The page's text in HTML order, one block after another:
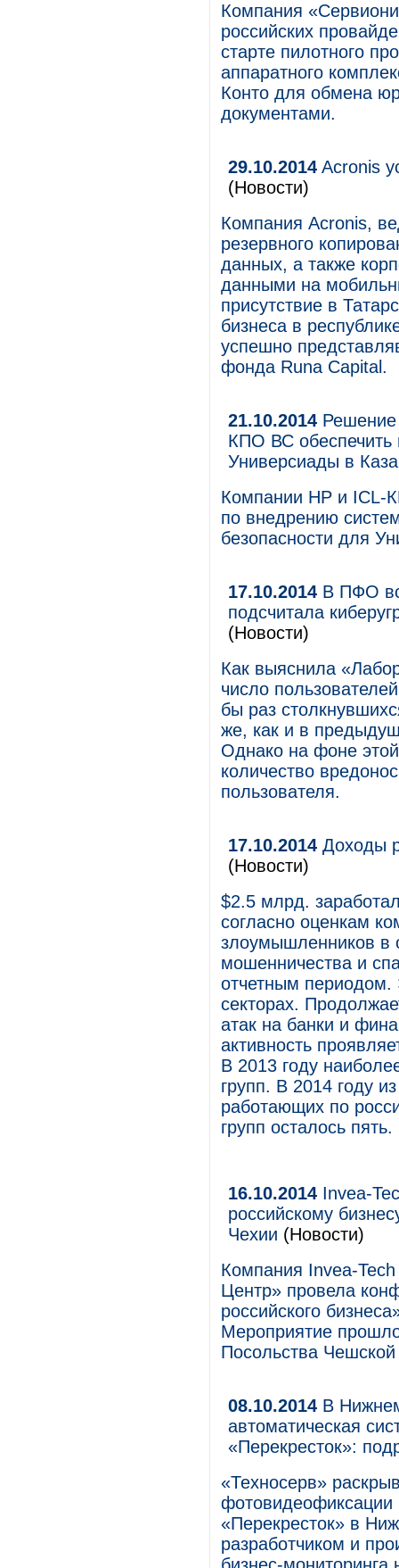
Компания
российских
старте пилотного
аппаратного
Конто для обмена
документами.
29.10.2014 Acronis
(Новости)
Компания Acronis,
резервного
данных, а также
данными на
присутствие в
бизнеса в
успешно
фонда Runa Capital.
21.10.2014 Решение
КПО ВС обеспечить
Универсиады в
Компании НP и ICL-
по внедрению
безопасности для
17.10.2014 В ПФО
подсчитала
(Новости)
Как выяснила
число
бы раз
же, как и в
Однако на фоне этой
количество
пользователя.
17.10.2014 Доходы
(Новости)
$2.5 млрд.
согласно оценкам
злоумышленников в
мошенничества и
отчетным периодом.
секторах.
атак на банки и
активность
В 2013 году
групп. В 2014 году
работающих по
групп осталось пять.
16.10.2014 Invea-
российскому
Чехии (Новости)
Компания Invea-
Центр» провела
российского
Мероприятие
Посольства
08.10.2014 В
автоматическая
«Перекресток»:
«Техносерв»
«Перекресток» в
разработчиком и